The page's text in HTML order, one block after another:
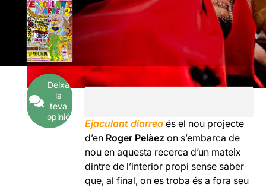
Deixa
la
teva
opinió
Ejaculant diarrea és el nou projecte
d’en Roger Pelàez on s’embarca de
nou en aquesta recerca d’un mateix
dintre de l’interior propi sense saber
que, al final, on es troba és a fora seu